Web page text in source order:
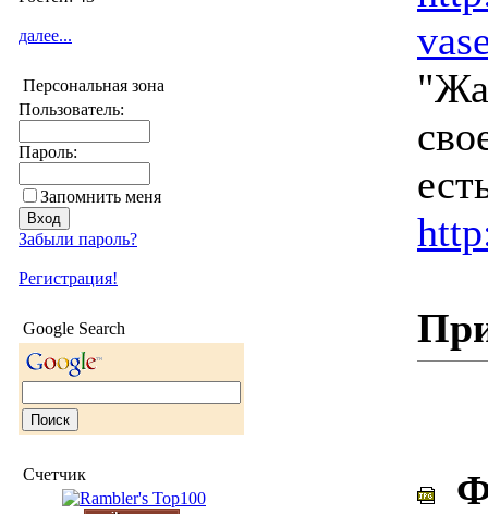
далее...
Персональная зона
Пользователь:
Пароль:
Запомнить меня
Забыли пароль?
Регистрация!
Google Search
Счетчик